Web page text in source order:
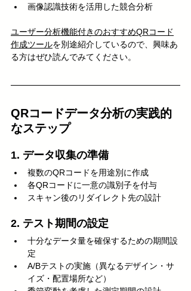
画像認識技術を活用した競合分析
ユーザー分析機能付きのおすすめQRコード
作成ツールを別途紹介しているので、興味あ
る方はぜひ読んでみてください。
QRコードデータ分析の実践的
なステップ
1. データ収集の準備
複数のQRコードを用途別に作成
各QRコードに一意の識別子を付与
スキャン後のリダイレクト先の設計
2. テスト期間の設定
十分なデータ量を確保するための期間設
定
A/Bテストの実施（異なるデザイン・サ
イズ・配置場所など）